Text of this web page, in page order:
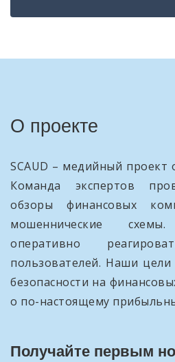
О проекте
SCAUD – медийный проект
Команда экспертов
обзоры финансовых
мошеннические
оперативно
пользователей. Наши
безопасности на
о по-настоящему
Получайте первым